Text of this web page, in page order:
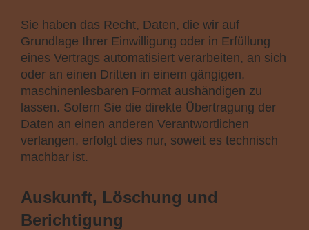
Sie haben das Recht, Daten, die wir auf
Grundlage Ihrer Einwilligung oder in Erfüllung
eines Vertrags automatisiert verarbeiten, an sich
oder an einen Dritten in einem gängigen,
maschinenlesbaren Format aushändigen zu
lassen. Sofern Sie die direkte Übertragung der
Daten an einen anderen Verantwortlichen
verlangen, erfolgt dies nur, soweit es technisch
machbar ist.
Auskunft, Löschung und
Berichtigung